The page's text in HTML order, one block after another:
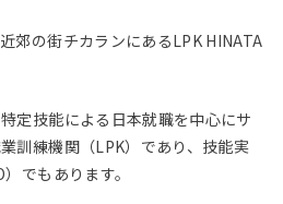
郊の街チカランにあるLPK HINATA
定技能による日本就職を中心にサ
訓練機関（LPK）であり、技能実
でもあります。